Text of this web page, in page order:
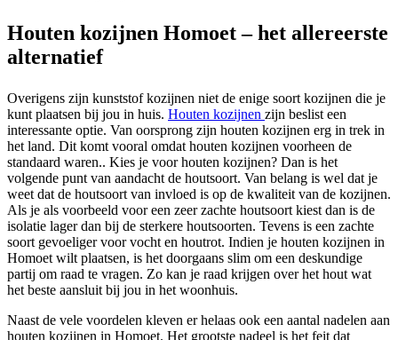
Houten kozijnen Homoet – het allereerste
alternatief
Overigens zijn kunststof kozijnen niet de enige soort kozijnen die je
kunt plaatsen bij jou in huis. Houten kozijnen zijn beslist een
interessante optie. Van oorsprong zijn houten kozijnen erg in trek in
het land. Dit komt vooral omdat houten kozijnen voorheen de
standaard waren.. Kies je voor houten kozijnen? Dan is het
volgende punt van aandacht de houtsoort. Van belang is wel dat je
weet dat de houtsoort van invloed is op de kwaliteit van de kozijnen.
Als je als voorbeeld voor een zeer zachte houtsoort kiest dan is de
isolatie lager dan bij de sterkere houtsoorten. Tevens is een zachte
soort gevoeliger voor vocht en houtrot. Indien je houten kozijnen in
Homoet wilt plaatsen, is het doorgaans slim om een deskundige
partij om raad te vragen. Zo kan je raad krijgen over het hout wat
het beste aansluit bij jou in het woonhuis.
Naast de vele voordelen kleven er helaas ook een aantal nadelen aan
houten kozijnen in Homoet. Het grootste nadeel is het feit dat